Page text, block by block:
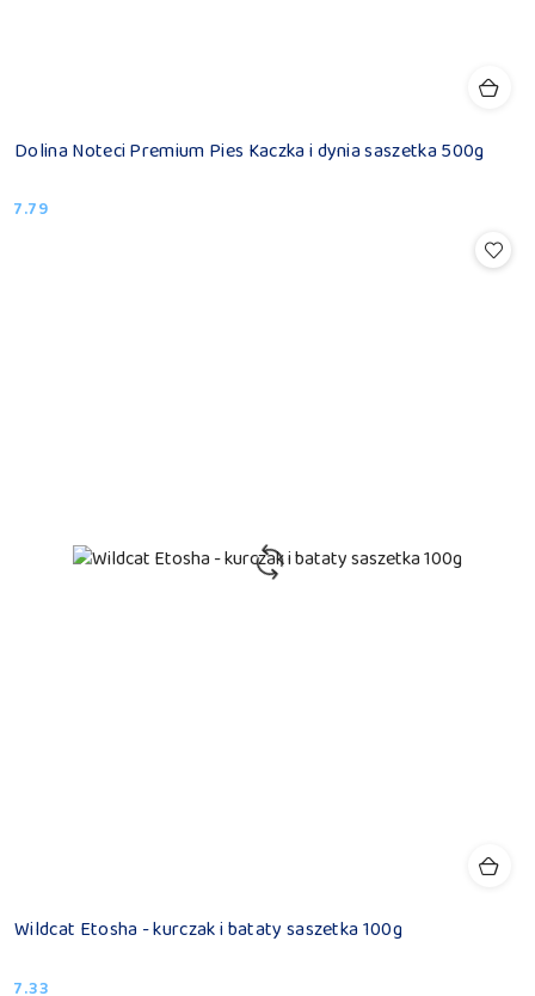
Dolina Noteci Premium Pies Kaczka i dynia saszetka 500g
Cena:
7.79
Wildcat Etosha - kurczak i bataty saszetka 100g
7.33